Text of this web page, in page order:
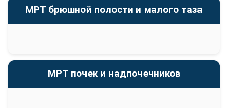
МРТ брюшной полости и малого таза
МРТ почек и надпочечников